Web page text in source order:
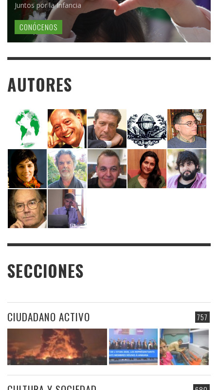
Juntos por la Infancia
CONÓCENOS
AUTORES
SECCIONES
757
CIUDADANO ACTIVO